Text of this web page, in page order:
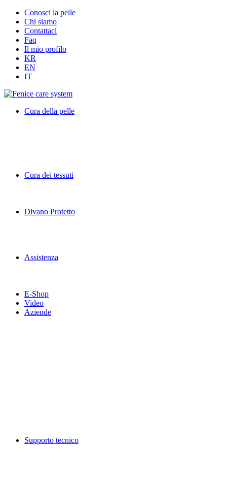
Conosci la pelle
Chi siamo
Contattaci
Faq
Il mio profilo
KR
EN
IT
Cura della pelle
Cura dei tessuti
Divano Protetto
Assistenza
E-Shop
Video
Aziende
Supporto tecnico